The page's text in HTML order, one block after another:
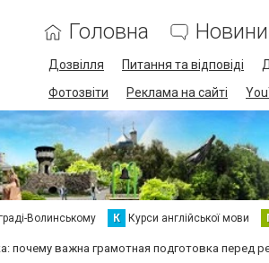
Головна Новини
Дозвілля Питання та відповіді
Фотозвіти
Реклама на сайті
Волинському К Курси англійської мови
почему важна грамотная подготовка перед